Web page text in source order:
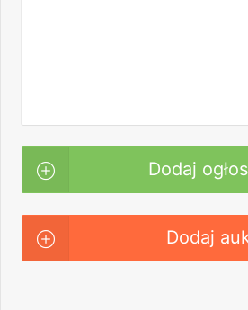
Dodaj
Dodaj